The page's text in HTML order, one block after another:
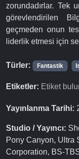
zorundadırlar. Tek
görevlendirilen
geçmeden onun
liderlik etmesi için
Türler: Fantastik
Etiketler: Etiket
Yayınlanma Tarihi:
Studio / Yayıncı:
Pony Canyon, Ultra
Corporation, BS-